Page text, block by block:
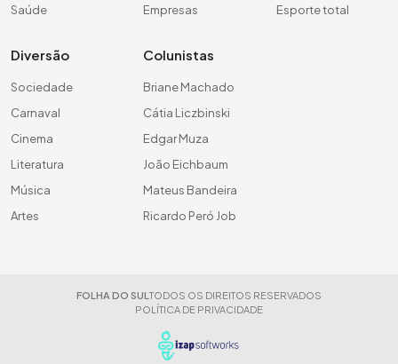
Saúde
Empresas
Esporte total
Diversão
Sociedade
Carnaval
Cinema
Literatura
Música
Artes
Colunistas
Briane Machado
Cátia Liczbinski
Edgar Muza
João Eichbaum
Mateus Bandeira
Ricardo Peró Job
FOLHA DO SUL TODOS OS DIREITOS RESERVADOS
POLÍTICA DE PRIVACIDADE